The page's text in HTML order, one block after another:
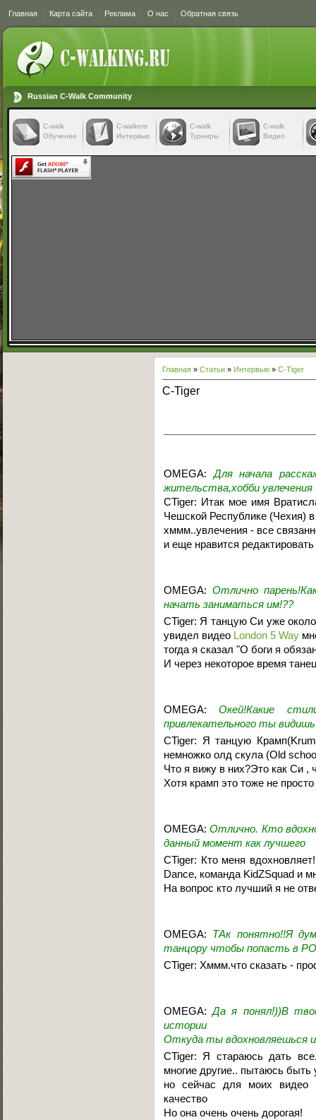
Главная Карта сайта Реклама О нас Обратная связь
Russian C-Walk Community
C-walk
Обучение
C-walkers
Интервью
С-walk
Турниры
С-walk
Видео
Главная » Статьи » Интервью » C-Tiger
C-Tiger
OMEGA:Для начала
жительства,хобби
CTiger: Итак мое имя
Чешской Республике (Чехия)
хммм..увлечения - все
и еще нравится
OMEGA:Отлично
начать заниматься им!??
CTiger: Я танцую Си уже
увидел видео London 5 Way
тогда я сказал "О боги я
И через некоторое время
OMEGA:Окей!Какие
привлекательного ты видишь
CTiger: Я танцую
немножко олд скула (Old
Что я вижу в них?Это как Си ,
Хотя крамп это тоже не
OMEGA:Отлично. Кто
данный момент как лучшего
CTiger: Кто меня
Dance, команда KidZSquad и
На вопрос кто лучший я не
OMEGA: ТАк понятно!!Я
танцору чтобы попасть в
CTiger: Хммм.что сказать -
OMEGA:Да я понял!))В
истории
Откуда ты вдохновляешься
CTiger: Я стараюсь дать
многие другие.. пытаюсь
но сейчас для моих видео
качество
Но она очень очень дорогая!